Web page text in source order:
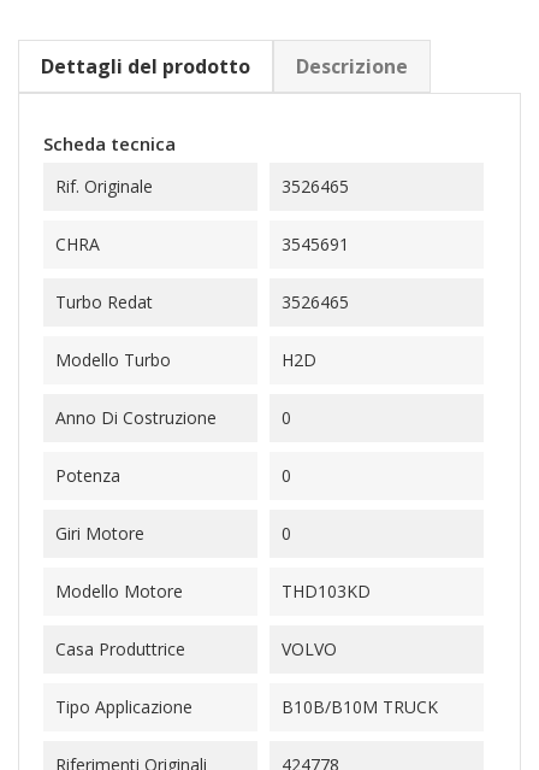
Dettagli del prodotto Descrizione
Scheda tecnica
Rif. Originale 3526465
CHRA 3545691
Turbo Redat 3526465
Modello Turbo H2D
Anno Di Costruzione 0
Potenza 0
Giri Motore 0
Modello Motore THD103KD
Casa Produttrice VOLVO
Tipo Applicazione B10B/B10M TRUCK
Riferimenti Originali
424778